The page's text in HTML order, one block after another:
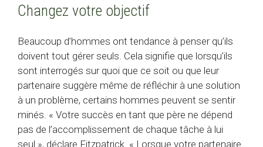
Changez votre objectif
Beaucoup d’hommes ont tendance à penser qu’ils
doivent tout gérer seuls. Cela signifie que lorsqu’ils
sont interrogés sur quoi que ce soit ou que leur
partenaire suggère même de réfléchir à une solution
à un problème, certains hommes peuvent se sentir
minés. « Votre succès en tant que père ne dépend
pas de l’accomplissement de chaque tâche à lui
seul », déclare Fitzpatrick. « Lorsque votre partenaire